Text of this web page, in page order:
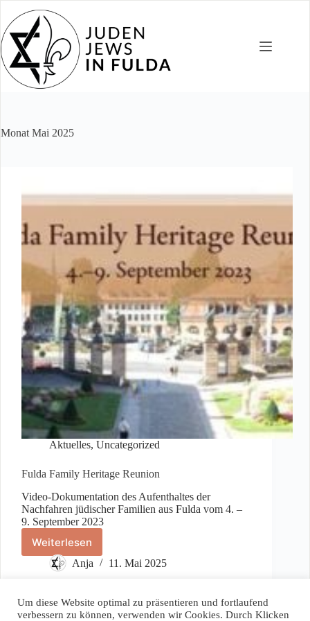
Inhalt
springen
Monat Mai 2025
Aktuelles, Uncategorized
Fulda Family Heritage Reunion
Video-Dokumentation des Aufenthaltes der
Nachfahren jüdischer Familien aus Fulda vom 4. –
9. September 2023
Weiterlesen
Fulda
Family
Heritage
Anja 11. Mai 2025
Um diese Website optimal zu präsentieren und fortlaufend
verbessern zu können, verwenden wir Cookies. Durch Klicken